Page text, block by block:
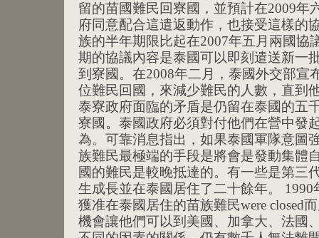
留的苗國難民回寮國，並預計在2009年
府同意配合這遣返動作，也接受這樣的
族的半年期限比起在2007年五月兩國協
期的協議內容是泰國可以即刻遣送新一
到寮國。在2008年二月，泰國外交部宣
位難民回國，來減少難民的人數，直到
泰寮政府面臨的矛盾是仍留在泰國的五
寮國。泰國政府必須對付他們在營中發
為。可靠消息指出，如果泰國軍隊意圖
族難民最極端的手段是將會是發動集體
國的難民是較晚抵達的。有一些是第三
生成長並在泰國居住了二十餘年。
獲准在泰國居住的苗族難民were closed
機會讓他們可以到美國、加拿大、法國